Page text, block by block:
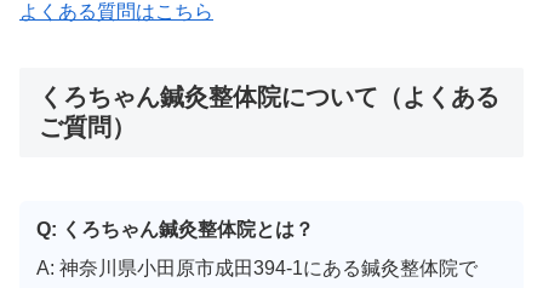
よくある質問はこちら
くろちゃん鍼灸整体院について（よくある
ご質問）
Q: くろちゃん鍼灸整体院とは？
A: 神奈川県小田原市成田394-1にある鍼灸整体院で